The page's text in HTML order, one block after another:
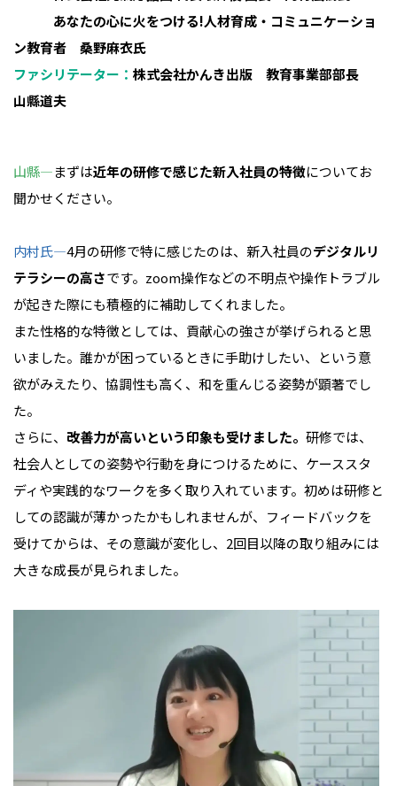
あなたの心に火をつける!人材育成・コミュニケーショ
ン教育者 桑野麻衣氏
ファシリテーター： 株式会社かんき出版 教育事業部部長
山縣道夫
山縣―まずは近年の研修で感じた新入社員の特徴についてお
聞かせください。
内村氏―4月の研修で特に感じたのは、新入社員のデジタルリ
テラシーの高さです。zoom操作などの不明点や操作トラブル
が起きた際にも積極的に補助してくれました。
また性格的な特徴としては、貢献心の強さが挙げられると思
いました。誰かが困っているときに手助けしたい、という意
欲がみえたり、協調性も高く、和を重んじる姿勢が顕著でし
た。
さらに、 改善力が高いという印象も受けました。 研修では、
社会人としての姿勢や行動を身につけるために、ケーススタ
ディや実践的なワークを多く取り入れています。初めは研修と
しての認識が薄かったかもしれませんが、フィードバックを
受けてからは、その意識が変化し、2回目以降の取り組みには
大きな成長が見られました。